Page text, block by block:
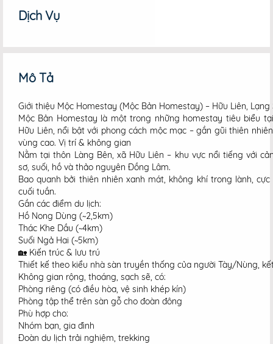
Dịch Vụ
Mô Tả
Giới thiệu Mộc Homestay (Mộc Bản Homestay) – Hữu Liên, Lạng
Mộc Bản Homestay là một trong những homestay tiêu biểu
Hữu Liên, nổi bật với phong cách mộc mạc – gần gũi thiên
vùng cao. Vị trí & không gian
Nằm tại thôn Làng Bên, xã Hữu Liên – khu vực nổi tiếng với
sơ, suối, hồ và thảo nguyên Đồng Lâm.
Bao quanh bởi thiên nhiên xanh mát, không khí trong lành,
cuối tuần.
Gần các điểm du lịch:
Hồ Nong Dùng (~2,5km)
Thác Khe Dầu (~4km)
Suối Ngả Hai (~5km)
🏡 Kiến trúc & lưu trú
Thiết kế theo kiểu nhà sàn truyền thống của người Tày/Nùng,
Không gian rộng, thoáng, sạch sẽ, có:
Phòng riêng (có điều hòa, vệ sinh khép kín)
Phòng tập thể trên sàn gỗ cho đoàn đông
Phù hợp cho:
Nhóm bạn, gia đình
Đoàn du lịch trải nghiệm, trekking